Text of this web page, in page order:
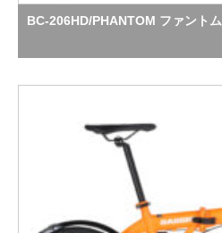
BC-206HD/PHANTOM ファントム